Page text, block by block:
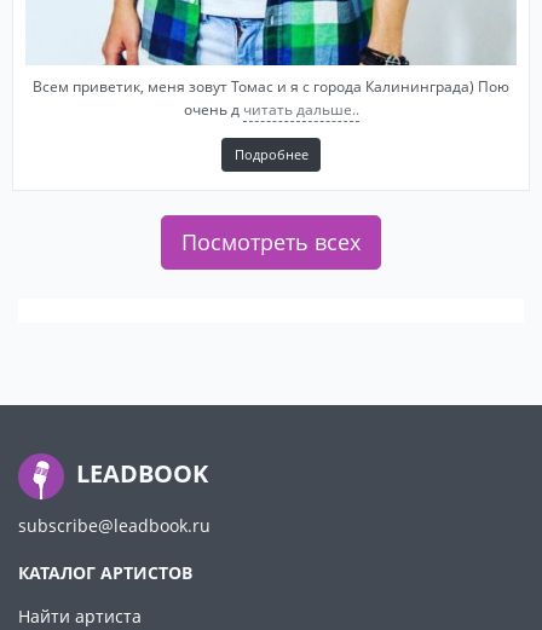
Всем приветик, меня зовут Томас и я с города Калининграда) Пою
очень д читать дальше..
Подробнее
Посмотреть всех
LEADBOOK
subscribe@leadbook.ru
КАТАЛОГ АРТИСТОВ
Найти артиста